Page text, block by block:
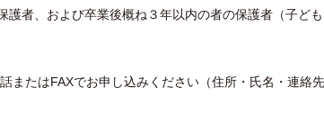
者、および卒業後概ね３年以内の者の保護者（子ども
たはFAXでお申し込みください（住所・氏名・連絡先